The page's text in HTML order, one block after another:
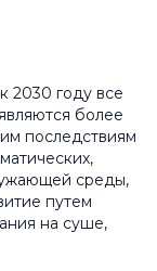
2030 году все
более
последствиям
среды,
путем
на суше,